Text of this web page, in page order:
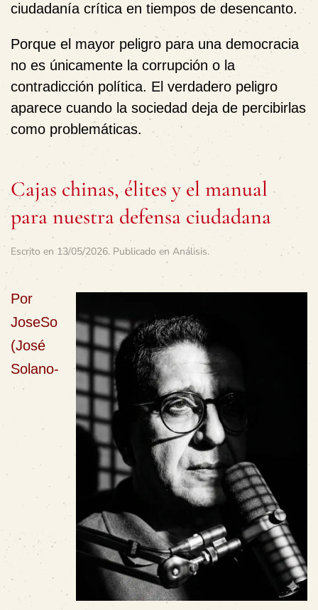
ciudadanía crítica en tiempos de desencanto.
Porque el mayor peligro para una democracia
no es únicamente la corrupción o la
contradicción política. El verdadero peligro
aparece cuando la sociedad deja de percibirlas
como problemáticas.
Cajas chinas, élites y el manual
para nuestra defensa ciudadana
Escrito en 13/05/2026. Publicado en Análisis.
Por
JoseSo
(José
Solano-